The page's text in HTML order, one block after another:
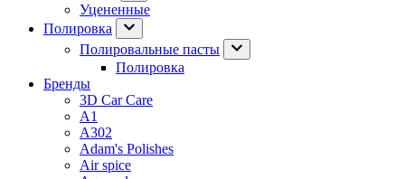
Уцененные
Полировка
Полировальные пасты
Полировка
Бренды
3D Car Care
A1
A302
Adam's Polishes
Air spice